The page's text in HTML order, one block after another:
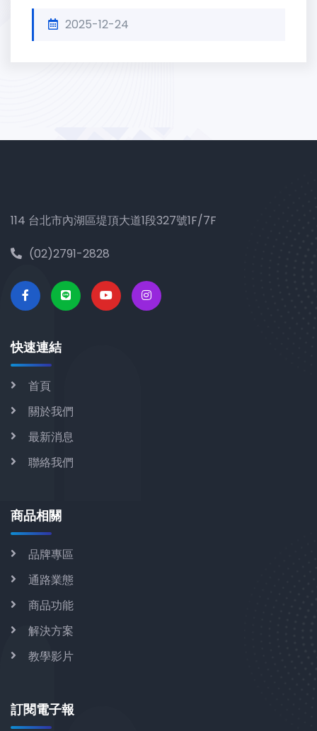
2025-12-24
114 台北市內湖區堤頂大道1段327號1F/7F
(02)2791-2828
快速連結
首頁
關於我們
最新消息
聯絡我們
商品相關
品牌專區
通路業態
商品功能
解決方案
教學影片
訂閱電子報